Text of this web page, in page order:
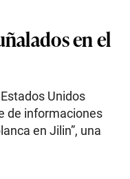
en el
Unidos
de informaciones
en Jilin”, una